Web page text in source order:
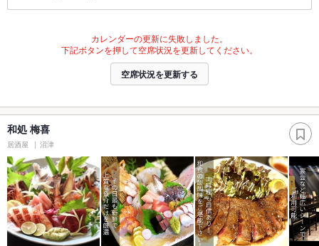
カレンダーの更新に失敗しました。
下記ボタンを押して空席状況を更新してください。
空席状況を更新する
和処 梅喜
居酒屋 沼津